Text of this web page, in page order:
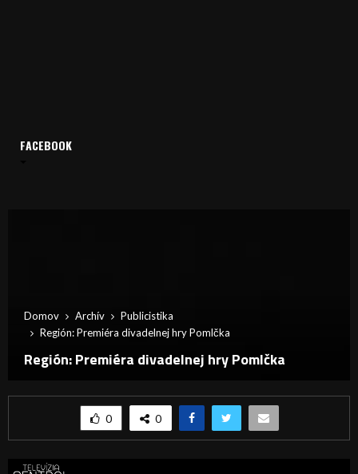
Domov Archív
Publicistika
Región: Premiéra divadelnej hry Pomlčka
Región: Premiéra divadelnej hry Pomlčka
0 0
FACEBOOK